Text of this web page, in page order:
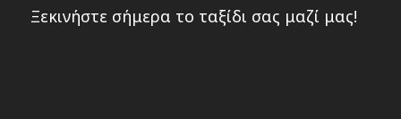
Ξεκινήστε σήμερα το ταξίδι σας μαζί μας!